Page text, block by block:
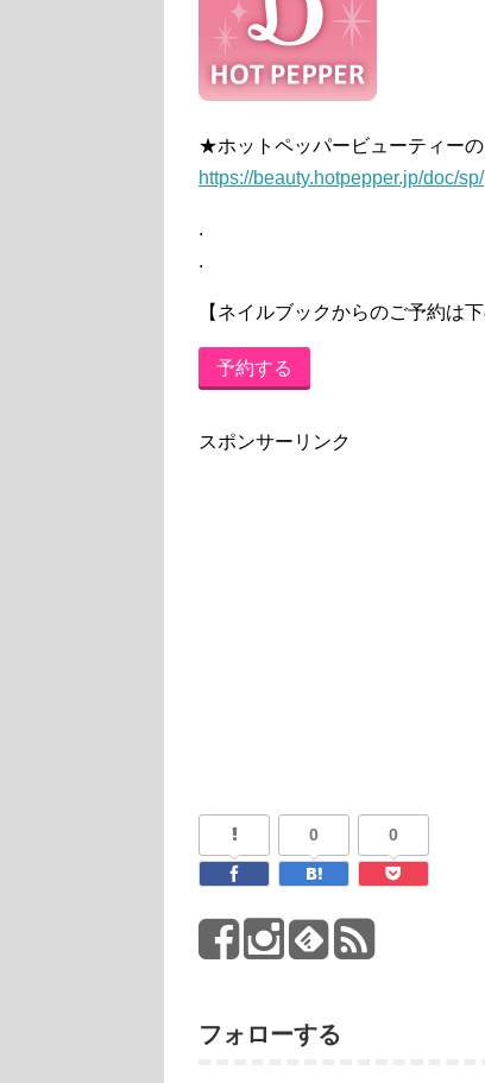
★ホットペッパービューティー
https://beauty.hotpepper.jp/doc/sp/
.
.
【ネイルブックからのご予約は
予約する
スポンサーリンク
0 0
フォローする